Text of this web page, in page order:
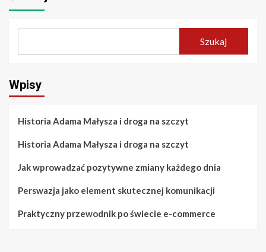
Szukaj
Wpisy
Historia Adama Małysza i droga na szczyt
Historia Adama Małysza i droga na szczyt
Jak wprowadzać pozytywne zmiany każdego dnia
Perswazja jako element skutecznej komunikacji
Praktyczny przewodnik po świecie e-commerce